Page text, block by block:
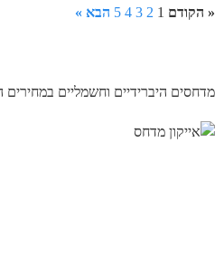
« הקודם 1
2
3
4
5 הבא »
מדחסים היברידיים וחשמליים במחירים